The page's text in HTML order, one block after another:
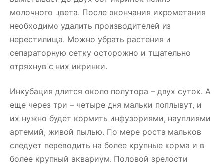
молочного цвета. После окончания икрометания
необходимо удалить производителей из
нерестилища. Можно убрать растения и
сепараторную сетку осторожно и тщательно
отряхнув с них икринки.
Инкубация длится около полутора – двух суток. А
еще через три – четыре дня мальки поплывут, и
их нужно будет кормить инфузориями, науплиями
артемий, живой пылью. По мере роста мальков
следует переводить на более крупные корма и в
более крупный аквариум. Половой зрелости